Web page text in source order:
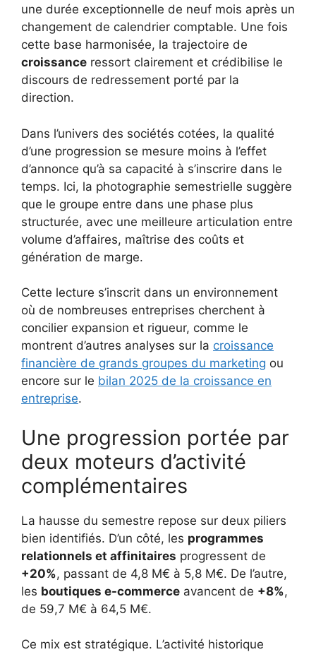
une durée exceptionnelle de neuf mois après un
changement de calendrier comptable. Une fois
cette base harmonisée, la trajectoire de
croissance ressort clairement et crédibilise le
discours de redressement porté par la
direction.
Dans l’univers des sociétés cotées, la qualité
d’une progression se mesure moins à l’effet
d’annonce qu’à sa capacité à s’inscrire dans le
temps. Ici, la photographie semestrielle suggère
que le groupe entre dans une phase plus
structurée, avec une meilleure articulation entre
volume d’affaires, maîtrise des coûts et
génération de marge.
Cette lecture s’inscrit dans un environnement
où de nombreuses entreprises cherchent à
concilier expansion et rigueur, comme le
montrent d’autres analyses sur la croissance
financière de grands groupes du marketing ou
encore sur le bilan 2025 de la croissance en
entreprise.
Une progression portée par
deux moteurs d’activité
complémentaires
La hausse du semestre repose sur deux piliers
bien identifiés. D’un côté, les programmes
relationnels et affinitaires progressent de
+20%, passant de 4,8 M€ à 5,8 M€. De l’autre,
les boutiques e-commerce avancent de +8%,
de 59,7 M€ à 64,5 M€.
Ce mix est stratégique. L’activité historique